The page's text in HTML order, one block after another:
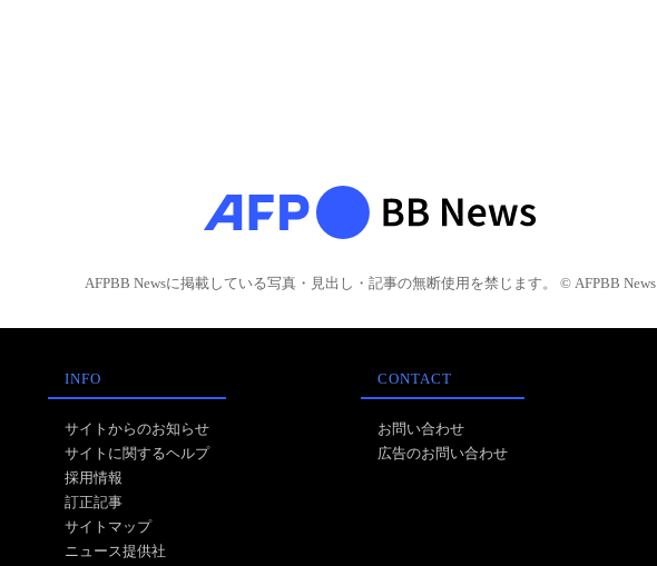
AFPBB Newsに掲載している写真・見出し・記事の無断使用を禁じます。 © AFPBB News
INFO
サイトからのお知らせ
サイトに関するヘルプ
採用情報
訂正記事
サイトマップ
ニュース提供社
CONTACT
お問い合わせ
広告のお問い合わせ